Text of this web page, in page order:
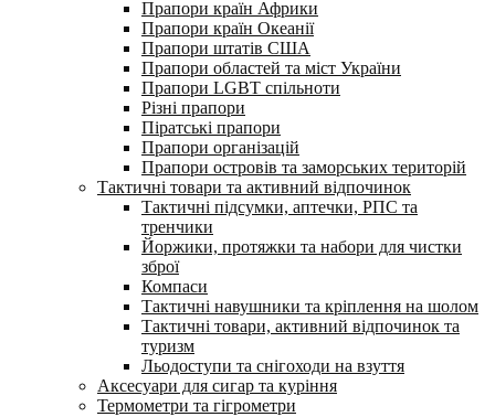
Прапори країн Африки
Прапори країн Океанії
Прапори штатів США
Прапори областей та міст України
Прапори LGBT спільноти
Різні прапори
Піратські прапори
Прапори організацій
Прапори островів та заморських територій
Тактичні товари та активний відпочинок
Тактичні підсумки, аптечки, РПС та
тренчики
Йоржики, протяжки та набори для чистки
зброї
Компаси
Тактичні навушники та кріплення на шолом
Тактичні товари, активний відпочинок та
туризм
Льодоступи та снігоходи на взуття
Аксесуари для сигар та куріння
Термометри та гігрометри